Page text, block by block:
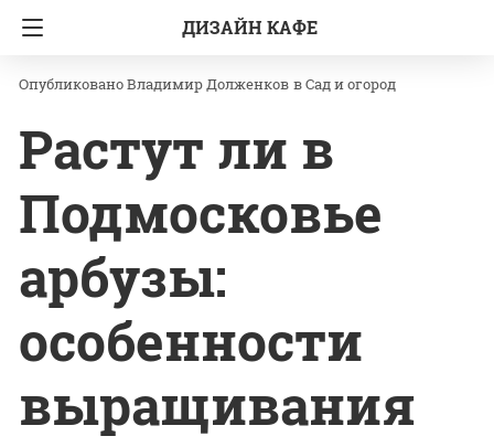
ДИЗАЙН КАФЕ
Главная Сад и огород
Владимир Долженков вСад и огород
Растут ли в
Подмосковье
арбузы:
особенности
выращивания